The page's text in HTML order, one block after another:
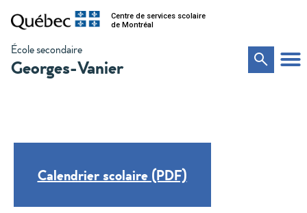
Centre de services scolaire
de Montréal
École secondaire
Georges-Vanier
Calendrier scolaire (PDF)